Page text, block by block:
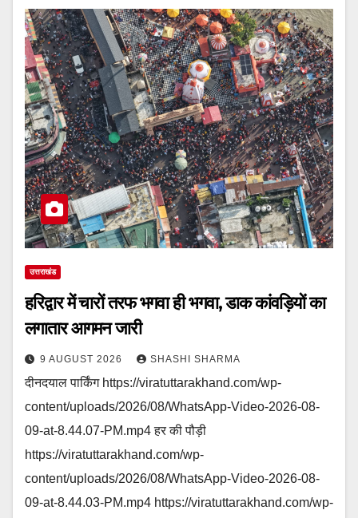
उत्तराखंड
हरिद्वार में चारों तरफ भगवा ही भगवा, डाक कांवड़ियों का
लगातार आगमन जारी
9 AUGUST 2026 SHASHI SHARMA
दीनदयाल पार्किंग https://viratuttarakhand.com/wp-
content/uploads/2026/08/WhatsApp-Video-2026-08-
09-at-8.44.07-PM.mp4 हर की पौड़ी
https://viratuttarakhand.com/wp-
content/uploads/2026/08/WhatsApp-Video-2026-08-
09-at-8.44.03-PM.mp4 https://viratuttarakhand.com/wp-